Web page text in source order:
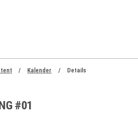
Kalender Details
#01